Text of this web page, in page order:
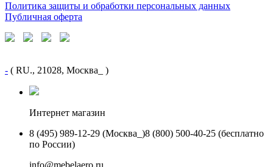
Политика защиты и обработки персональных данных
Публичная оферта
- ( RU., 21028, Москва_ )
Интернет магазин
8 (495) 989-12-29 (Москва_)8 (800) 500-40-25 (бесплатно
по России)